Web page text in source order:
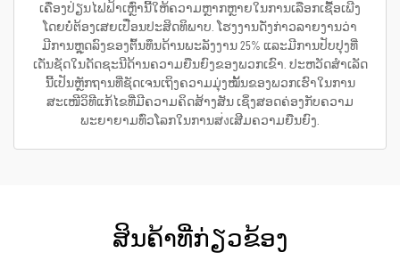
ເຄື່ອງປ່ຽນໄຟຟ້າເຫຼົ່ານີ້ໃຫ້ຄວາມຫຼາກຫຼາຍໃນການເລືອກເຊື້ອເພີງ
ໂດຍບໍ່ຕ້ອງເສຍເປື່ອນປະສິດທິພາບ. ໂຮງງານດັ່ງກ່າວລາຍງານວ່າ
ມີການຫຼຸດລົງຂອງຕົ້ນທຶນດ້ານພະລັງງານ 25% ແລະມີການປັບປຸງທີ່
ເດັ່ນຊັດໃນດັດຊະນີດ້ານຄວາມຍືນຍົງຂອງພວກເຂົາ. ປະຫວັດສຳເລັດ
ນີ້ເປັນຫຼັກຖານທີ່ຊັດເຈນເຖິງຄວາມມຸ່ງໝັ້ນຂອງພວກເຮົາໃນການ
ສະເໜີວິທີແກ້ໄຂທີ່ມີຄວາມຄິດສ້າງສັນ ເຊິ່ງສອດຄ່ອງກັບຄວາມ
ພະຍາຍາມທົ່ວໂລກໃນການສ่งເສີມຄວາມຍືນຍົງ.
ສິນຄ້າທີ່ກ່ຽວຂ້ອງ